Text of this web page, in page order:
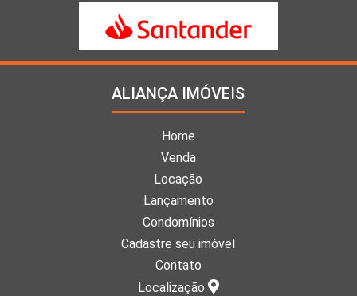
ALIANÇA IMÓVEIS
Home
Venda
Locação
Lançamento
Condomínios
Cadastre seu imóvel
Contato
Localização